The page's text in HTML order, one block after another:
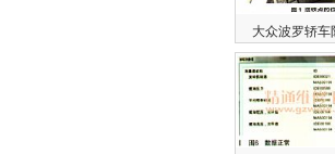
大众波罗轿车